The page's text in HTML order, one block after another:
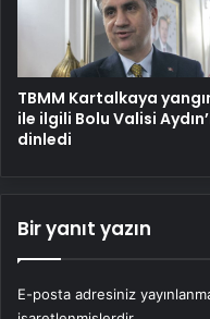
TBMM Kartalkaya
ile ilgili Bolu Valisi
dinledi
Bir yanıt yazın
E-posta adresiniz